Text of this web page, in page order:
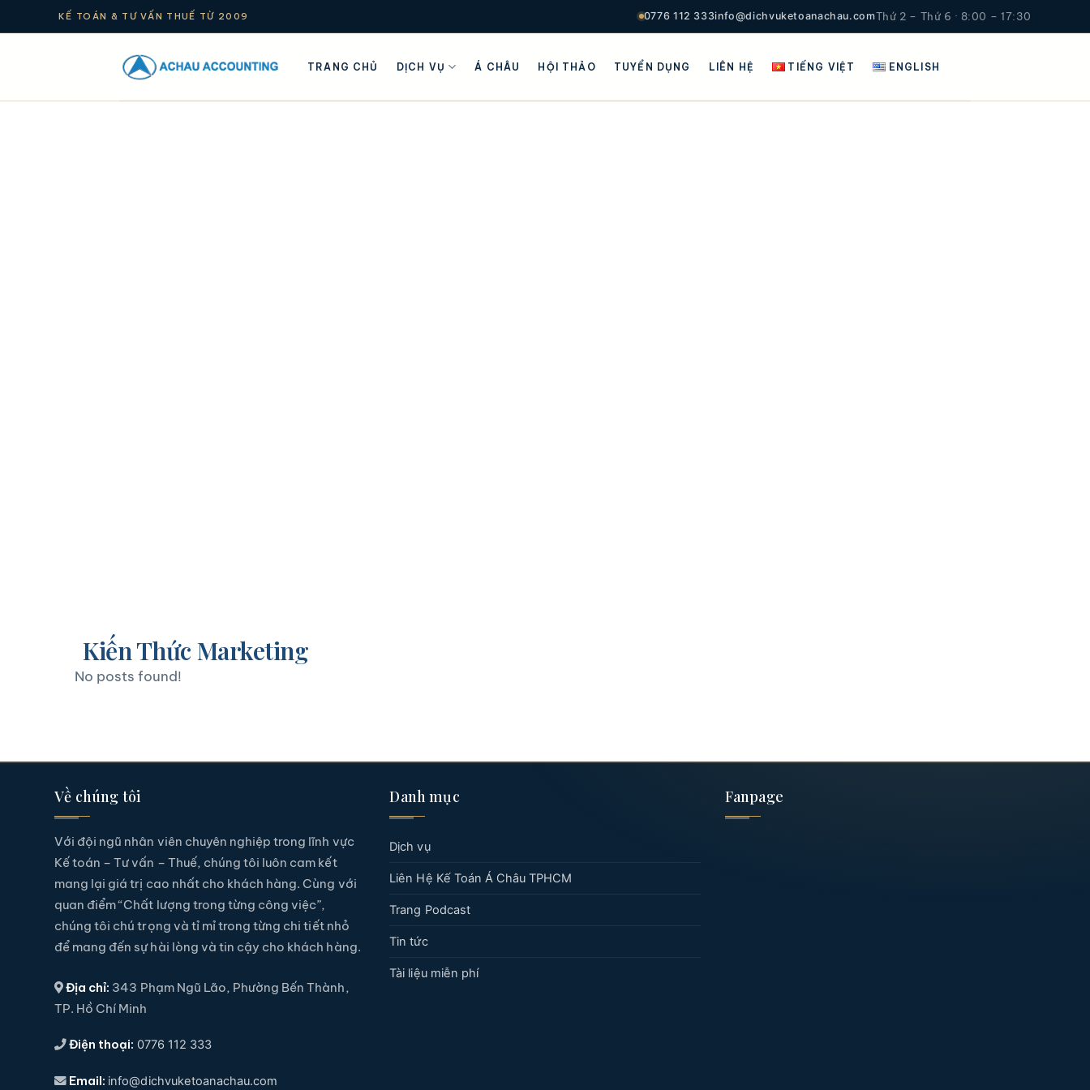
KẾ TOÁN & TƯ VẤN THUẾ TỪ 2009 0776 112 333info@dichvuketoanachau.comThứ 2 – Thứ 6 · 8:00 – 17:30
TRANG CHỦ DỊCH VỤ Á CHÂU HỘI THẢO TUYỂN DỤNG LIÊN HỆ TIẾNG VIỆT ENGLISH
Kiến Thức Marketing
No posts found!
Về chúng tôi
Với đội ngũ nhân viên chuyên nghiệp trong lĩnh vực
Kế toán – Tư vấn – Thuế, chúng tôi luôn cam kết
mang lại giá trị cao nhất cho khách hàng. Cùng với
quan điểm “Chất lượng trong từng công việc”,
chúng tôi chú trọng và tỉ mỉ trong từng chi tiết nhỏ
để mang đến sự hài lòng và tin cậy cho khách hàng.
Địa chỉ: 343 Phạm Ngũ Lão, Phường Bến Thành,
TP. Hồ Chí Minh
Điện thoại: 0776 112 333
Email: info@dichvuketoanachau.com
Danh mục
Dịch vụ
Liên Hệ Kế Toán Á Châu TPHCM
Trang Podcast
Tin tức
Tài liệu miễn phí
Fanpage